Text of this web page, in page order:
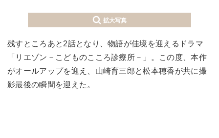
拡大写真
残すところあと2話となり、物語が佳境を迎えるドラマ
「リエゾン－こどものこころ診療所－」。この度、本作
がオールアップを迎え、山崎育三郎と松本穂香が共に撮
影最後の瞬間を迎えた。